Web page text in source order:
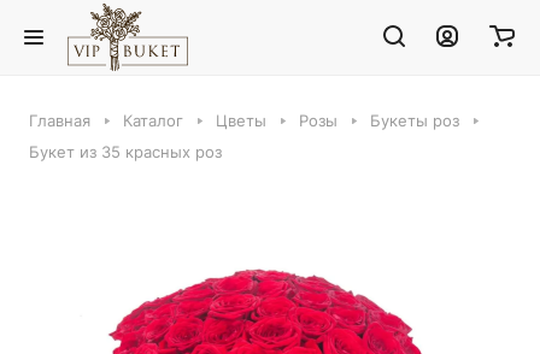
Главная Каталог Цветы Розы
Букеты роз
Букет из 35 красных роз